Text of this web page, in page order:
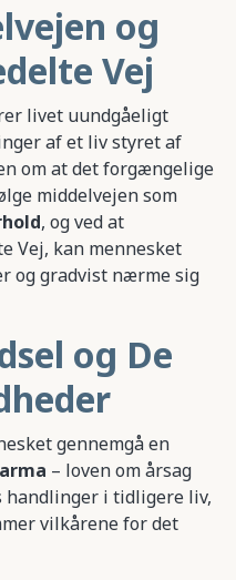
og
Vej
livet uundgåeligt
af et liv styret af
om at det forgængelige
middelvejen som
, og ved at
Vej, kan mennesket
og gradvist nærme sig
og De
gennemgå en
– loven om årsag
handlinger i tidligere liv,
vilkårene for det